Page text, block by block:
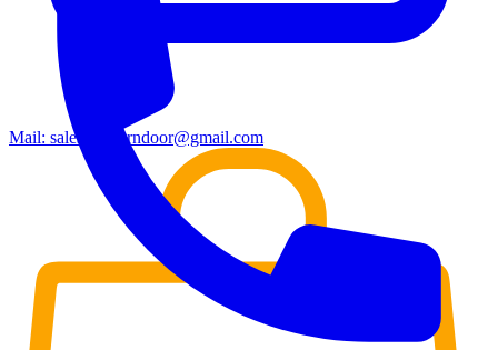
Mail: sales.moderndoor@gmail.com